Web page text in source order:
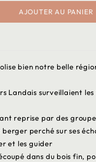
AJOUTER AU PANIER
bien notre belle
Landais surveillaient
reprise par des
perché sur ses
et les guider
dans du bois fin,